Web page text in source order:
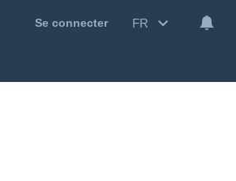
Se connecter FR